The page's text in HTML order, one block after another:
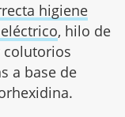
higiene
, hilo de
colutorios
a base de